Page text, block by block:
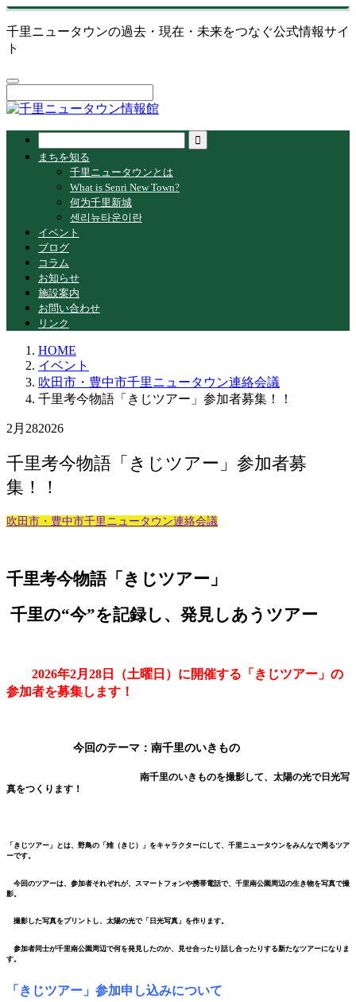
千里ニュータウンの過去・現在・未来をつなぐ公式情報サイ
ト
まちを知る
千里ニュータウンとは
What is Senri New Town?
何为千里新城
센리뉴타운이란
イベント
ブログ
コラム
お知らせ
施設案内
お問い合わせ
リンク
HOME
イベント
吹田市・豊中市千里ニュータウン連絡会議
千里考今物語「きじツアー」参加者募集！！
2月 282026
千里考今物語「きじツアー」参加者募
集！！
吹田市・豊中市千里ニュータウン連絡会議
千里考今物語「きじツアー」
千里の“今”を記録し、発見しあうツアー
2026年2月28日（土曜日）に開催する「きじツアー」の
参加者を募集します！
今回のテーマ：南千里のいきもの
南千里のいきものを撮影して、太陽の光で日光写
真をつくります！
「きじツアー」とは、野鳥の「雉（きじ）」をキャラクターにして、千里ニュータウンをみんなで周るツア
ーです。
今回のツアーは、参加者それぞれが、スマートフォンや携帯電話で、千里南公園周辺の生き物を写真で撮
影。
撮影した写真をプリントし、太陽の光で「日光写真」を作ります。
参加者同士が千里南公園周辺で何を発見したのか、見せ合ったり話し合ったりする新たなツアーになりま
す。
「きじツアー」参加申し込みについて